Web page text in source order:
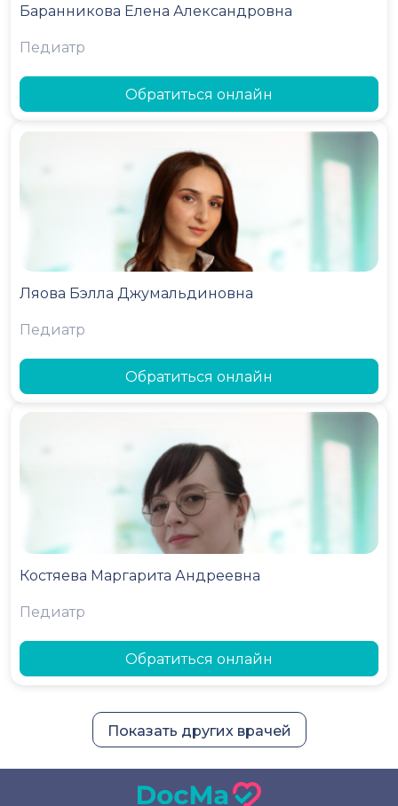
Баранникова Елена Александровна
Педиатр
Обратиться онлайн
Ляова Бэлла Джумальдиновна
Педиатр
Обратиться онлайн
Костяева Маргарита Андреевна
Педиатр
Обратиться онлайн
Показать других врачей